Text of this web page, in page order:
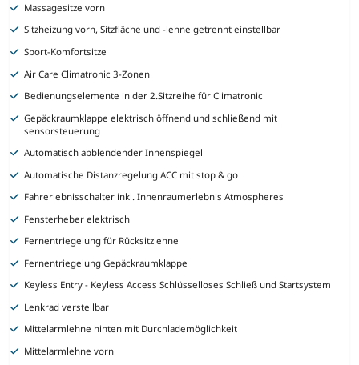
Massagesitze vorn
Sitzheizung vorn, Sitzfläche und -lehne getrennt einstellbar
Sport-Komfortsitze
Air Care Climatronic 3-Zonen
Bedienungselemente in der 2.Sitzreihe für Climatronic
Gepäckraumklappe elektrisch öffnend und schließend mit
sensorsteuerung
Automatisch abblendender Innenspiegel
Automatische Distanzregelung ACC mit stop & go
Fahrerlebnisschalter inkl. Innenraumerlebnis Atmospheres
Fensterheber elektrisch
Fernentriegelung für Rücksitzlehne
Fernentriegelung Gepäckraumklappe
Keyless Entry - Keyless Access Schlüsselloses Schließ und Startsystem
Lenkrad verstellbar
Mittelarmlehne hinten mit Durchlademöglichkeit
Mittelarmlehne vorn